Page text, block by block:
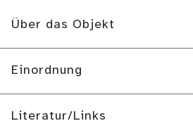
Über das Objekt
Einordnung
Literatur/Links